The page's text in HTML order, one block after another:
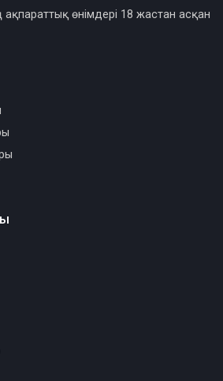
ақпараттық өнімдері 18 жастан асқан